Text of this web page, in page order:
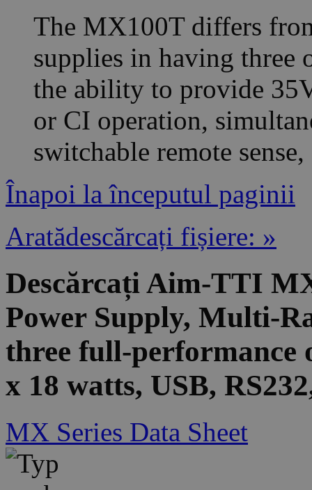
The MX100T differs
supplies in having three
the ability to provide
or CI operation,
switchable remote
Înapoi la începutul paginii
Aratădescărcați fișiere: »
Descărcați Aim-TTI
Power Supply, Multi-
three full-performance
x 18 watts, USB,
MX Series Data Sheet